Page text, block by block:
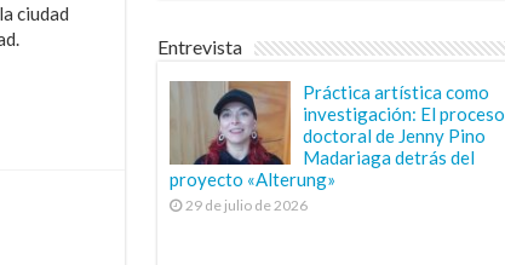
ciudad
Entrevista
Práctica artística como
investigación: El proceso
doctoral de Jenny Pino
Madariaga detrás del
proyecto «Alterung»
29 de julio de 2026